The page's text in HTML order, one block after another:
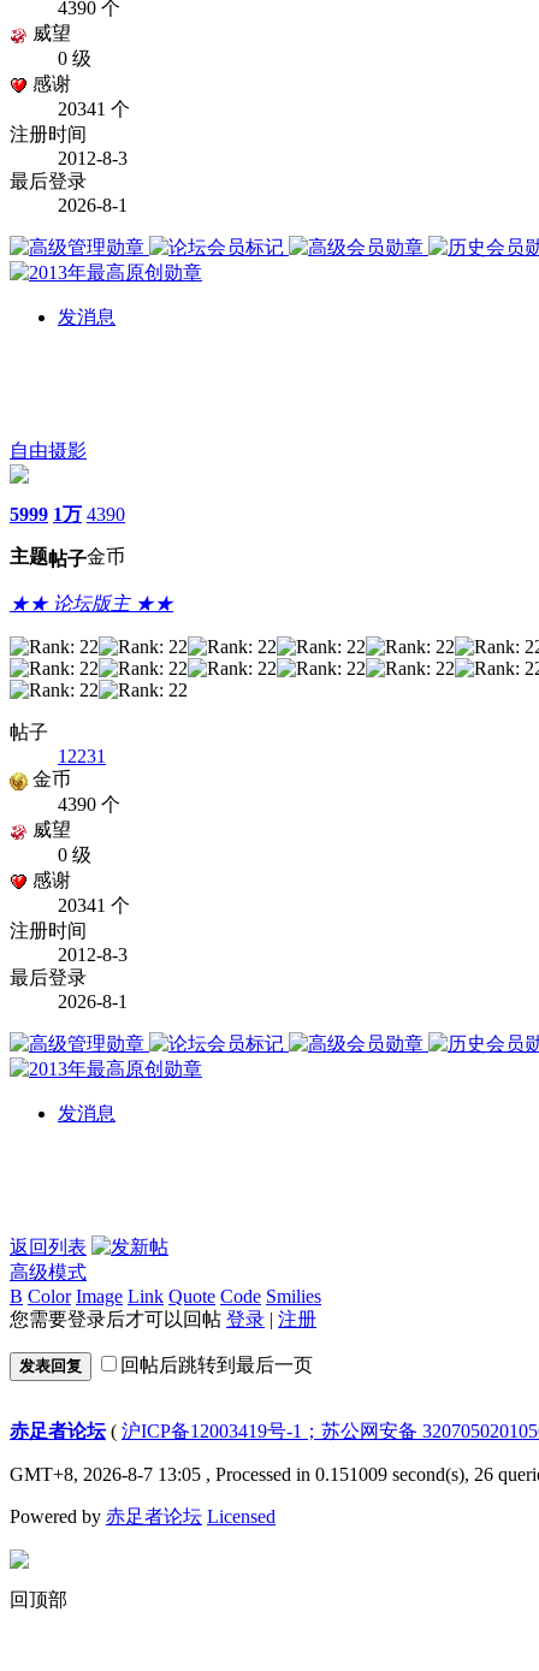
4390 个
威望
0 级
感谢
20341 个
注册时间
2012-8-3
最后登录
2026-8-1
发消息
自由摄影
5999
主题
1万
帖子
4390
金币
★★ 论坛版主 ★★
帖子
12231
金币
4390 个
威望
0 级
感谢
20341 个
注册时间
2012-8-3
最后登录
2026-8-1
发消息
返回列表
高级模式
B Color Image Link Quote Code Smilies
您需要登录后才可以回帖 登录 | 注册
发表回复 回帖后跳转到最后一页
赤足者论坛( 沪ICP备12003419号-1；苏公网安备
GMT+8, 2026-8-7 13:05 , Processed in 0.151009 second(s), 26
Powered by 赤足者论坛 Licensed
回顶部